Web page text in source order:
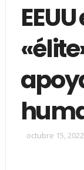
octubre 15, 2022